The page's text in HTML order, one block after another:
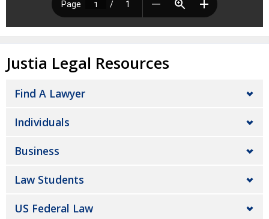
Justia Legal Resources
Find A Lawyer
Individuals
Business
Law Students
US Federal Law